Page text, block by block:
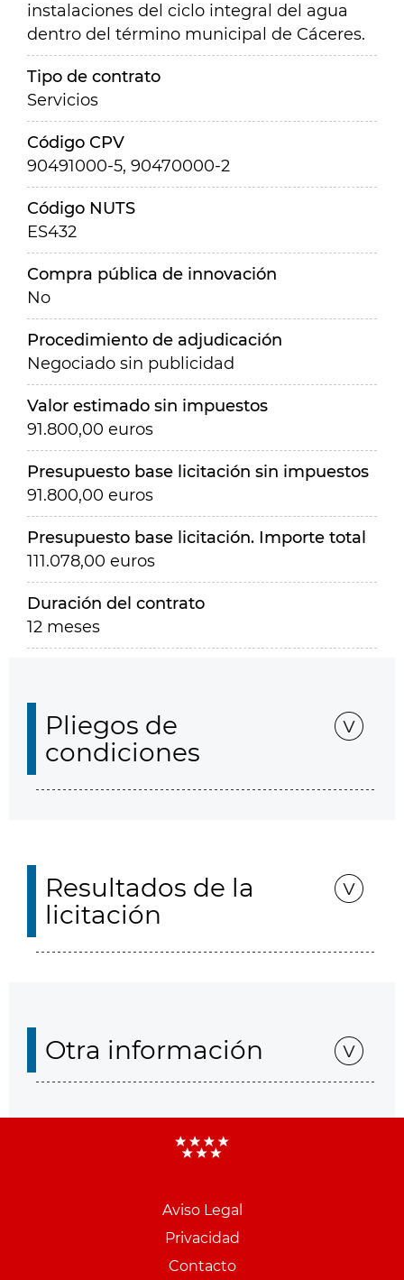
instalaciones del ciclo integral del agua
dentro del término municipal de Cáceres.
Tipo de contrato
Servicios
Código CPV
90491000-5, 90470000-2
Código NUTS
ES432
Compra pública de innovación
No
Procedimiento de adjudicación
Negociado sin publicidad
Valor estimado sin impuestos
91.800,00 euros
Presupuesto base licitación sin impuestos
91.800,00 euros
Presupuesto base licitación. Importe total
111.078,00 euros
Duración del contrato
12 meses
Pliegos de
condiciones
Resultados de la
licitación
Otra información
Aviso Legal
Privacidad
Contacto